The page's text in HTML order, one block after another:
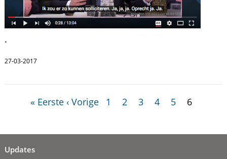
.
27-03-2017
« Eerste ‹ Vorige 1 2 3 4 5 6
Updates